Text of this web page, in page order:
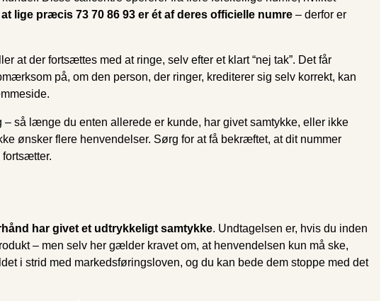
lige præcis 73 70 86 93 er ét af deres officielle numre – derfor er
at der fortsættes med at ringe, selv efter et klart “nej tak”. Det får
på, om den person, der ringer, krediterer sig selv korrekt, kan
– så længe du enten allerede er kunde, har givet samtykke, eller ikke
ønsker flere henvendelser. Sørg for at få bekræftet, at dit nummer
fortsætter.
har givet et udtrykkeligt samtykke. Undtagelsen er, hvis du inden
– men selv her gælder kravet om, at henvendelsen kun må ske,
i strid med markedsføringsloven, og du kan bede dem stoppe med det